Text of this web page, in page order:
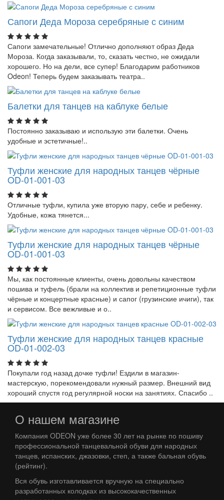
Сапоги Деда Мороза серебряные с синим
Сапоги замечательные! Отлично дополняют образ Деда
Мороза. Когда заказывали, то, сказать честно, не ожидали
хорошего. Но на дели, все супер! Благодарим работников
Odeon! Теперь будем заказывать театра..
Балетки для танцев на каблуке белые
Постоянно заказываю и использую эти балетки. Очень
удобные и эстетичные!..
Туфли женские для народных танцев чёрные
OD-01-001-03
Отличные туфли, купила уже вторую пару, себе и ребенку.
Удобные, кожа тянется...
Туфли женские для народных танцев чёрные
OD-01-001-03
Мы, как постоянные клиенты, очень довольны качеством
пошива и туфель (брали на коллектив и репетиционные туфли
чёрные и концертные красные) и сапог (грузинские ичиги), так
и сервисом. Все вежливые и о..
Туфли женские для народных танцев красные
OD-01-002-03
Покупали год назад дочке туфли! Ездили в магазин-
мастерскую, порекомендовали нужный размер. Внешний вид
хороший спустя год регулярной носки на занятиях. Спасибо ..
О нашем магазине
Компания ODEON уже более 30 лет на рынке по пошиву
профессиональной танцевальной обуви для народных
танцев, испанских, джазовки, степ, а также бальная обувь
(рейтинг).
Вся обувь изготавливается вручную на специально
разработанных колодках из высококачественных